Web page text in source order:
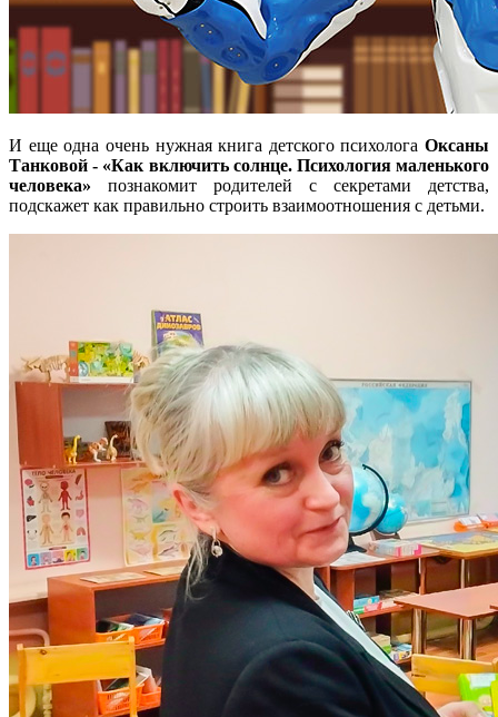
И еще одна очень нужная книга детского психолога Оксаны
Танковой - «Как включить солнце. Психология маленького
человека» познакомит родителей с секретами детства,
подскажет как правильно строить взаимоотношения с детьми.